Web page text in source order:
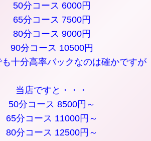
50分コース 6000円
65分コース 7500円
80分コース 9000円
90分コース 10500円
も十分高率バックなのは確かですが
当店ですと・・・
50分コース 8500円～
65分コース 11000円～
80分コース 12500円～